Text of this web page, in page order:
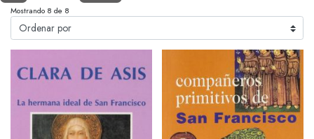
Mostrando 8 de 8